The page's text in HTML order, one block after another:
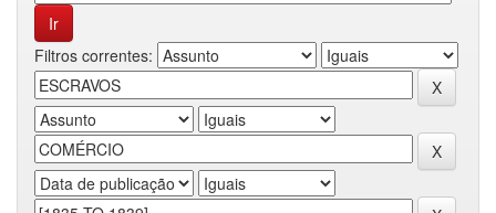
Filtros correntes: